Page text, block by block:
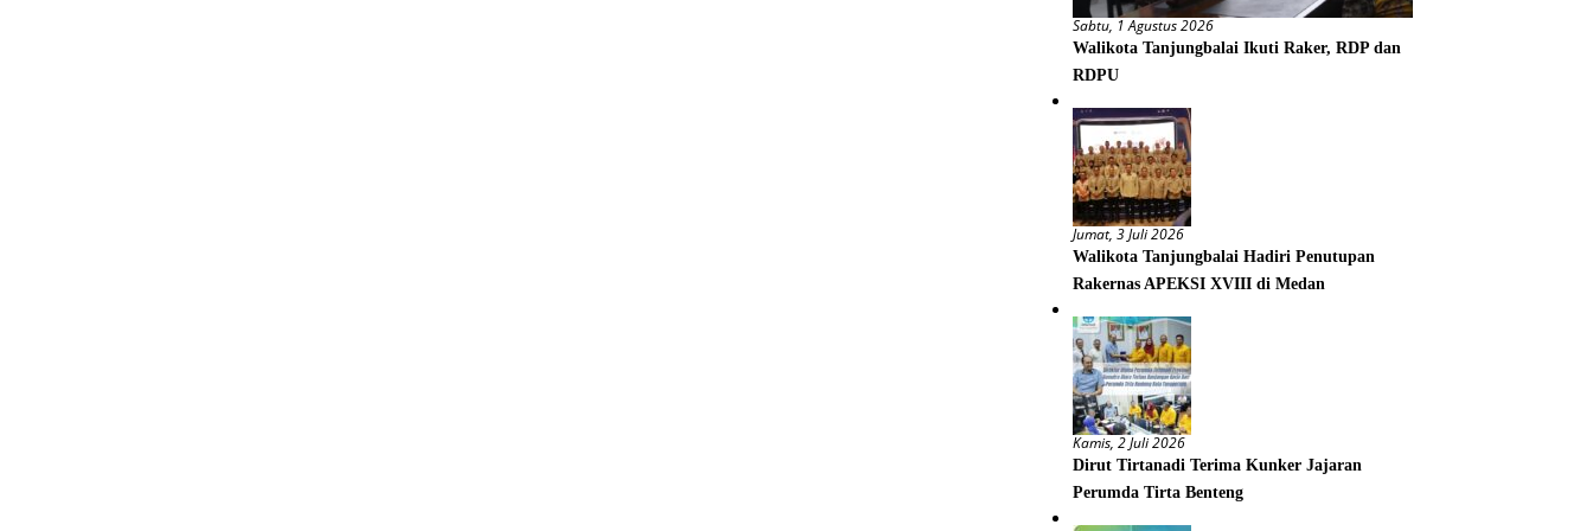
Sabtu, 1 Agustus 2026
Walikota Tanjungbalai Ikuti Raker, RDP dan
RDPU
Jumat, 3 Juli 2026
Walikota Tanjungbalai Hadiri Penutupan
Rakernas APEKSI XVIII di Medan
Kamis, 2 Juli 2026
Dirut Tirtanadi Terima Kunker Jajaran
Perumda Tirta Benteng